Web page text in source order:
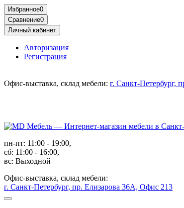
Избранное0
Сравнение0
Личный кабинет
Авторизация
Регистрация
Офис-выставка, склад мебели: г. Санкт-Петербург,
пн-пт: 11:00 - 19:00,
сб: 11:00 - 16:00,
вс: Выходной
Офис-выставка, склад мебели:
г. Санкт-Петербург, пр. Елизарова 36А, Офис 213